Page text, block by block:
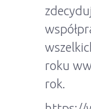
roku
rok.